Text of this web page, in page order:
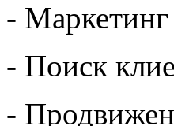
- Маркетинг
- Поиск
-